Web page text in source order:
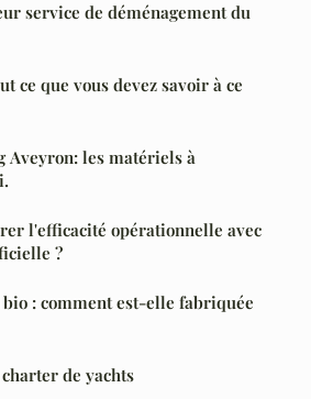
service de déménagement du
ce que vous devez savoir à ce
Aveyron: les matériels à
l'efficacité opérationnelle avec
?
: comment est-elle fabriquée
de yachts